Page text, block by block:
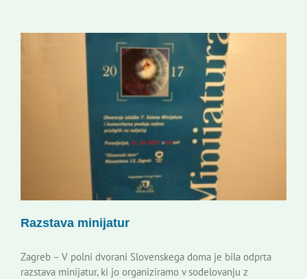
Razstava minijatur
Zagreb – V polni dvorani Slovenskega doma je bila odprta
razstava minijatur, ki jo organiziramo v sodelovanju z